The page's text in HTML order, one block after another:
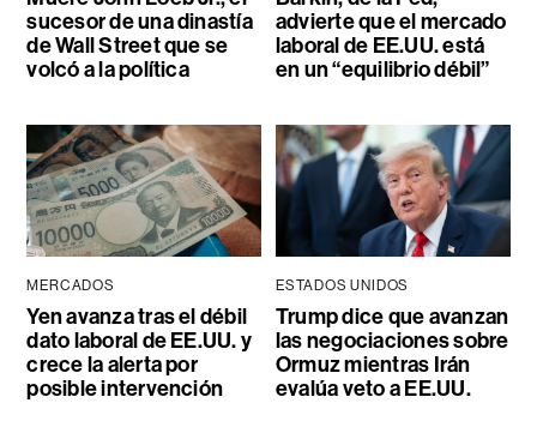
sucesor de una dinastía
de Wall Street que se
volcó a la política
advierte que el mercado
laboral de EE.UU. está
en un “equilibrio débil”
MERCADOS
Yen avanza tras el débil
dato laboral de EE.UU. y
crece la alerta por
posible intervención
ESTADOS UNIDOS
Trump dice que avanzan
las negociaciones sobre
Ormuz mientras Irán
evalúa veto a EE.UU.